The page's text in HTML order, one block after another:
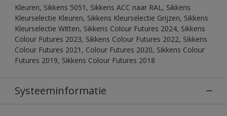
Kleuren, Sikkens 5051, Sikkens ACC naar RAL, Sikkens
Kleurselectie Kleuren, Sikkens Kleurselectie Grijzen, Sikkens
Kleurselectie Witten, Sikkens Colour Futures 2024, Sikkens
Colour Futures 2023, Sikkens Colour Futures 2022, Sikkens
Colour Futures 2021, Colour Futures 2020, Sikkens Colour
Futures 2019, Sikkens Colour Futures 2018
Systeeminformatie